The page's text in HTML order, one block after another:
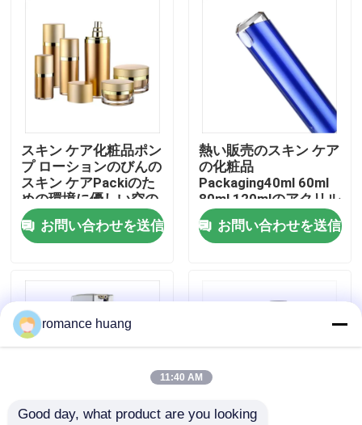
企業情報
品質管理
お問い合わせ
化粧品の空気のないびん
化粧品のクリーム色の瓶
スキン ケア化粧品ポン
プ ローションのびんの
スキン ケアPackiのた
めの環境に優しい空の
ローションのびん
お問い合わせを送信
熱い販売のスキン ケア
の化粧品
Packaging40ml 60ml
80ml 120mlのアクリル
のボディー クリームの
ローション ポンプびん
お問い合わせを送信
romance huang
11:40 AM
Good day, what product are you looking